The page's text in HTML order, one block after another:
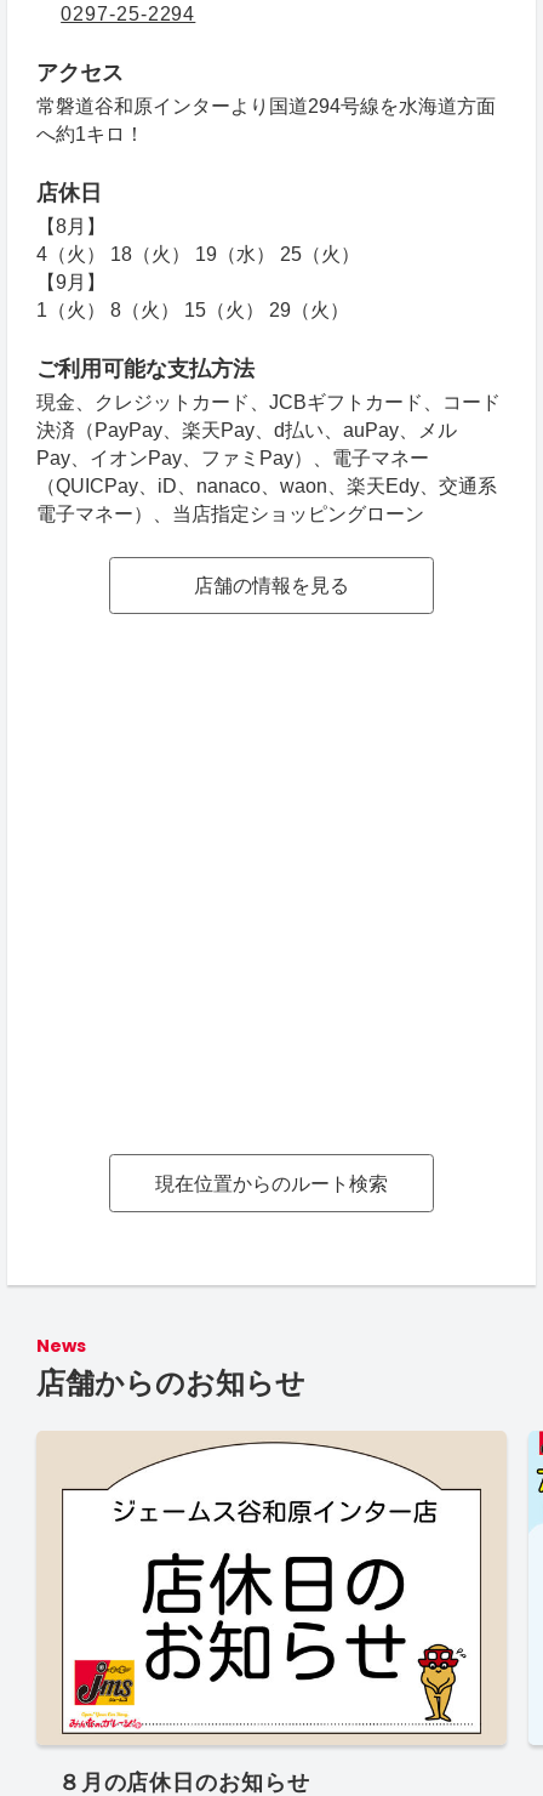
現在位置からのルート検索
0297-25-2294
アクセス
常磐道谷和原インターより国道294号線を水海道方面
へ約1キロ！
店休日
【8月】
4（火） 18（火） 19（水） 25（火）
【9月】
1（火） 8（火） 15（火） 29（火）
ご利用可能な支払方法
現金、クレジットカード、JCBギフトカード、コード
決済（PayPay、楽天Pay、d払い、auPay、メル
Pay、イオンPay、ファミPay）、電子マネー
（QUICPay、iD、nanaco、waon、楽天Edy、交通系
電子マネー）、当店指定ショッピングローン
店舗の情報を見る
News
店舗からのお知らせ
８月の店休日のお知らせ